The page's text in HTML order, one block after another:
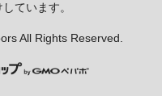
ています。
All Rights Reserved.